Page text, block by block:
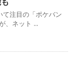
注目の「ポケバン
、ネット ...